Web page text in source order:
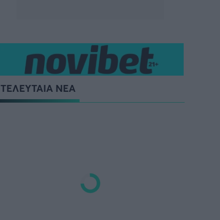
ΤΕΛΕΥΤΑΙΑ ΝΕΑ